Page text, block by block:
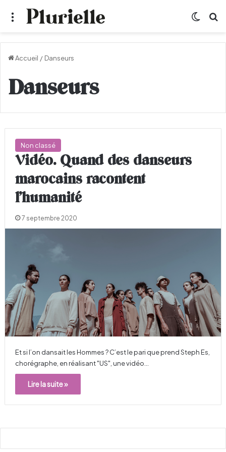
Menu
Accueil / Danseurs
Danseurs
Non classé
Vidéo. Quand des danseurs
marocains racontent
l’humanité
7 septembre 2020
Et si l’on dansait les Hommes ? C’est le pari que prend Steph Es,
chorégraphe, en réalisant "US", une vidéo…
Lire la suite »